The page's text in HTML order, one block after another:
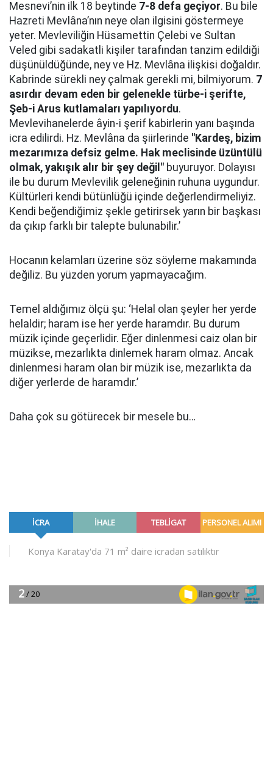
Mesnevi’nin ilk 18 beytinde 7-8 defa geçiyor. Bu bile
Hazreti Mevlâna’nın neye olan ilgisini göstermeye
yeter. Mevleviliğin Hüsamettin Çelebi ve Sultan
Veled gibi sadakatli kişiler tarafından tanzim edildiği
düşünüldüğünde, ney ve Hz. Mevlâna ilişkisi doğaldır.
Kabrinde sürekli ney çalmak gerekli mi, bilmiyorum. 7
asırdır devam eden bir gelenekle türbe-i şerifte,
Şeb-i Arus kutlamaları yapılıyordu.
Mevlevihanelerde âyin-i şerif kabirlerin yanı başında
icra edilirdi. Hz. Mevlâna da şiirlerinde "Kardeş, bizim
mezarımıza defsiz gelme. Hak meclisinde üzüntülü
olmak, yakışık alır bir şey değil" buyuruyor. Dolayısı
ile bu durum Mevlevilik geleneğinin ruhuna uygundur.
Kültürleri kendi bütünlüğü içinde değerlendirmeliyiz.
Kendi beğendiğimiz şekle getirirsek yarın bir başkası
da çıkıp farklı bir talepte bulunabilir.’
Hocanın kelamları üzerine söz söyleme makamında
değiliz. Bu yüzden yorum yapmayacağım.
Temel aldığımız ölçü şu: ‘Helal olan şeyler her yerde
helaldir; haram ise her yerde haramdır. Bu durum
müzik içinde geçerlidir. Eğer dinlenmesi caiz olan bir
müzikse, mezarlıkta dinlemek haram olmaz. Ancak
dinlenmesi haram olan bir müzik ise, mezarlıkta da
diğer yerlerde de haramdır.’
Daha çok su götürecek bir mesele bu…